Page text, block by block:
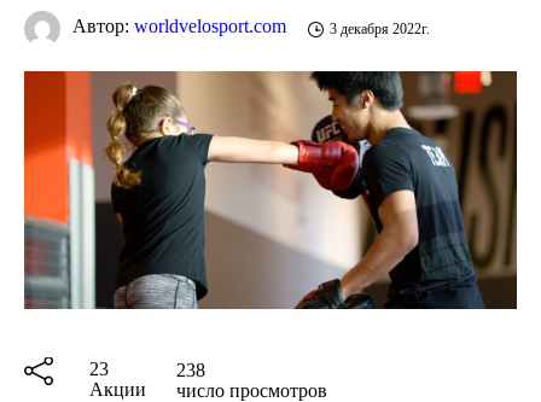
Автор: worldvelosport.com 3 декабря 2022г.
23
Акции
238
число просмотров